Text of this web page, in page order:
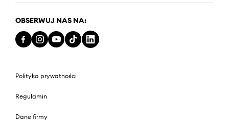
OBSERWUJ NAS NA:
Polityka prywatności
Regulamin
Dane firmy